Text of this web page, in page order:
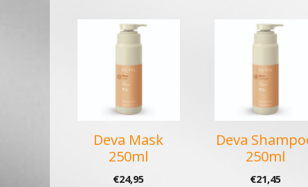
Deva Mask
250ml
€24,95
Deva
250ml
€21,45